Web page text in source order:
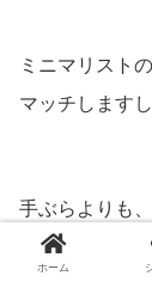
ミニマリスト
マッチしますし
手ぶらよりも
なりますので
ホーム